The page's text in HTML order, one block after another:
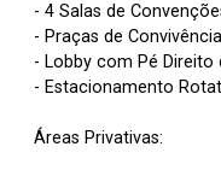
- 4 Salas de
- Praças de Convivência
- Lobby com Pé Direito
- Estacionamento
Áreas Privativas: